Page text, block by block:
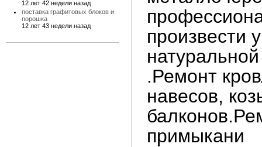
12 лет 42 недели назад
поставка графитовых блоков и
порошка
12 лет 43 недели назад
произвести
.Ремонт
навесов,
примыкани